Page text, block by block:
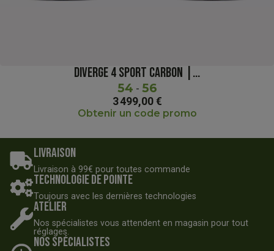
DIVERGE 4 SPORT CARBON |...
54 - 56
3 499,00 €
Obtenir un code promo
Livraison
Livraison à 99€ pour toutes commande
Technologie de pointe
Toujours avec les dernières technologies
Atelier
Nos spécialistes vous attendent en magasin pour tout
réglages.
Nos spécialistes